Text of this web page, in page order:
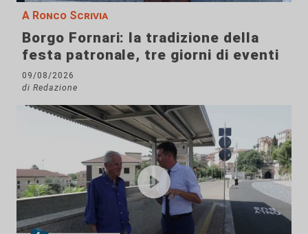
A Ronco Scrivia
Borgo Fornari: la tradizione della
festa patronale, tre giorni di eventi
09/08/2026
di Redazione